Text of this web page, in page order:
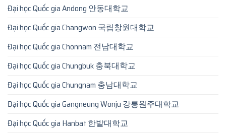
Đại học Quốc gia Andong 안동대학교
Đại học Quốc gia Changwon 국립창원대학교
Đại học Quốc gia Chonnam 전남대학교
Đại học Quốc gia Chungbuk 충북대학교
Đại học Quốc gia Chungnam 충남대학교
Đại học Quốc gia Gangneung Wonju 강릉원주대학교
Đại học Quốc gia Hanbat 한밭대학교